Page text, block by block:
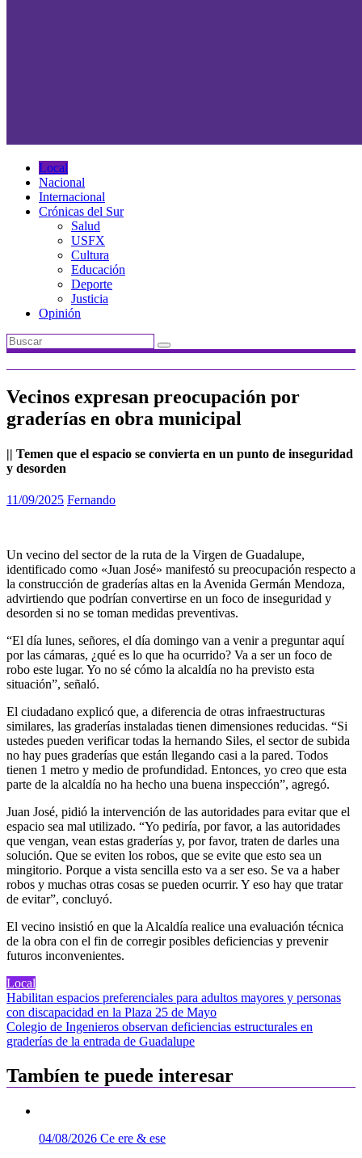
Local
Nacional
Internacional
Crónicas del Sur
Salud
USFX
Cultura
Educación
Deporte
Justicia
Opinión
Vecinos expresan preocupación por
graderías en obra municipal
|| Temen que el espacio se convierta en un punto de inseguridad
y desorden
11/09/2025 Fernando
Un vecino del sector de la ruta de la Virgen de Guadalupe,
identificado como «Juan José» manifestó su preocupación respecto a
la construcción de graderías altas en la Avenida Germán Mendoza,
advirtiendo que podrían convertirse en un foco de inseguridad y
desorden si no se toman medidas preventivas.
“El día lunes, señores, el día domingo van a venir a preguntar aquí
por las cámaras, ¿qué es lo que ha ocurrido? Va a ser un foco de
robo este lugar. Yo no sé cómo la alcaldía no ha previsto esta
situación”, señaló.
El ciudadano explicó que, a diferencia de otras infraestructuras
similares, las graderías instaladas tienen dimensiones reducidas. “Si
ustedes pueden verificar todas la hernando Siles, el sector de subida
no hay pues graderías que están llegando casi a la pared. Todos
tienen 1 metro y medio de profundidad. Entonces, yo creo que esta
parte de la alcaldía no ha hecho una buena inspección”, agregó.
Juan José, pidió la intervención de las autoridades para evitar que el
espacio sea mal utilizado. “Yo pediría, por favor, a las autoridades
que vengan, vean estas graderías y, por favor, traten de darles una
solución. Que se eviten los robos, que se evite que esto sea un
mingitorio. Porque a vista sencilla esto va a ser eso. Se va a haber
robos y muchas otras cosas se pueden ocurrir. Y eso hay que tratar
de evitar”, concluyó.
El vecino insistió en que la Alcaldía realice una evaluación técnica
de la obra con el fin de corregir posibles deficiencias y prevenir
futuros inconvenientes.
Local
Navegación
de
entradas
Habilitan espacios preferenciales para adultos mayores y personas
con discapacidad en la Plaza 25 de Mayo
Colegio de Ingenieros observan deficiencias estructurales en
graderías de la entrada de Guadalupe
Tambíen te puede interesar
04/08/2026 Ce ere & ese